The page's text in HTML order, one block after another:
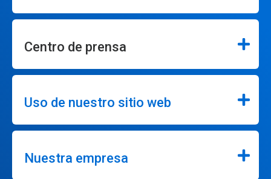
Centro de prensa
Uso de nuestro sitio web
Nuestra empresa